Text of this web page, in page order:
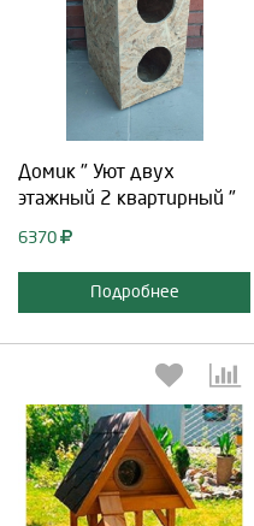
Домик " Уют двух
этажный 2 квартирный "
6370
Подробнее
Выберите количество:
Продолжить Отмена
Выберите количество: